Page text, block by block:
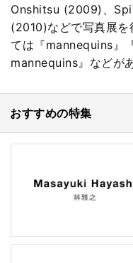
Onshitsu (2009)、
(2010)などで写真展を
ては『mannequins
mannequins』などがあ
おすすめの特集